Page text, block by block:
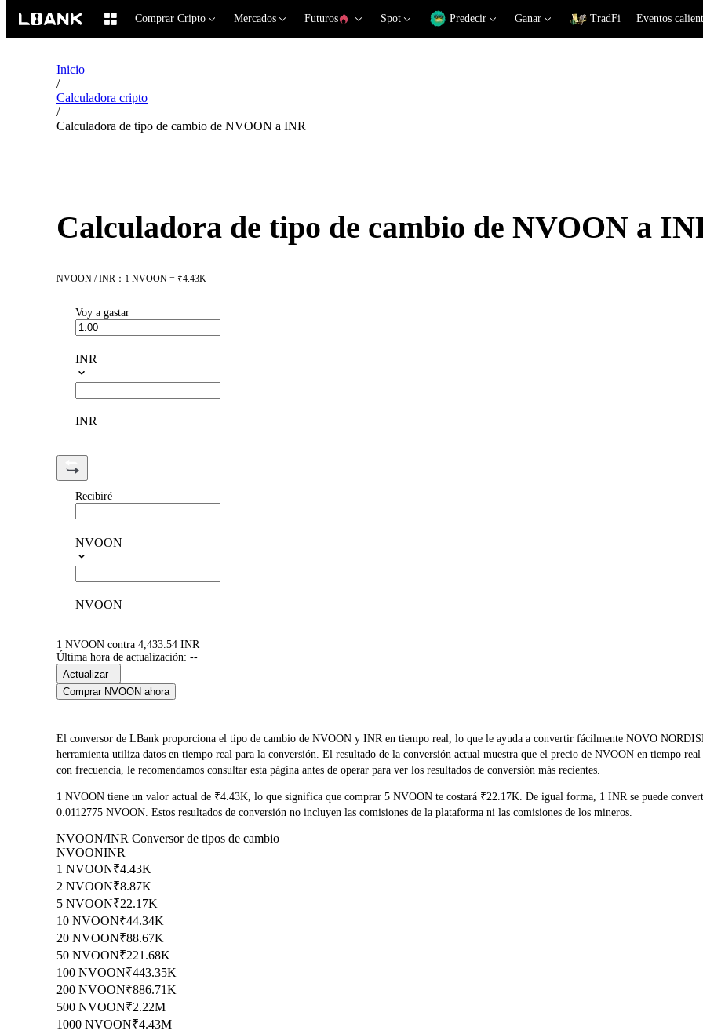
Comprar Cripto Mercados Futuros Spot Predecir Ganar TradFi Eventos
Inicio
/
Calculadora cripto
/
Calculadora de tipo de cambio de NVOON a INR
Calculadora de tipo de cambio de NVOON a
NVOON / INR：1 NVOON = ₹4.43K
Voy a gastar
INR
INR
Recibiré
NVOON
NVOON
1 NVOON contra 4,433.54 INR
Última hora de actualización: --
Actualizar
Comprar NVOON ahora
El conversor de LBank proporciona el tipo de cambio de NVOON y INR en tiempo real, lo que le ayuda a convertir fácilmente NOVO
herramienta utiliza datos en tiempo real para la conversión. El resultado de la conversión actual muestra que el precio de NVOON en tiempo
con frecuencia, le recomendamos consultar esta página antes de operar para ver los resultados de conversión más recientes.
1 NVOON tiene un valor actual de ₹4.43K, lo que significa que comprar 5 NVOON te costará ₹22.17K. De igual forma, 1 INR se puede
0.0112775 NVOON. Estos resultados de conversión no incluyen las comisiones de la plataforma ni las comisiones de los mineros.
NVOON/INR Conversor de tipos de cambio
NVOONINR
1 NVOON₹4.43K
2 NVOON₹8.87K
5 NVOON₹22.17K
10 NVOON₹44.34K
20 NVOON₹88.67K
50 NVOON₹221.68K
100 NVOON₹443.35K
200 NVOON₹886.71K
500 NVOON₹2.22M
1000 NVOON₹4.43M